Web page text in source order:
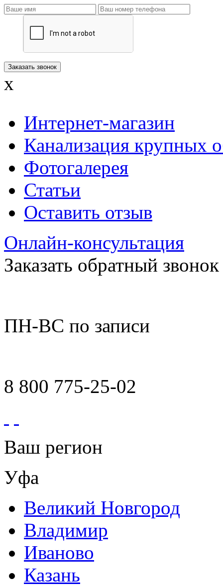
x
Интернет-магазин
Канализация крупных
Фотогалерея
Статьи
Оставить отзыв
Онлайн-консультация
Заказать обратный звонок
ПН-ВС по записи
8 800 775-25-02
Ваш регион
Уфа
Великий Новгород
Владимир
Иваново
Казань